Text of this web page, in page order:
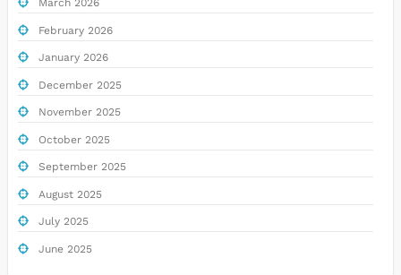
March 2026
February 2026
January 2026
December 2025
November 2025
October 2025
September 2025
August 2025
July 2025
June 2025